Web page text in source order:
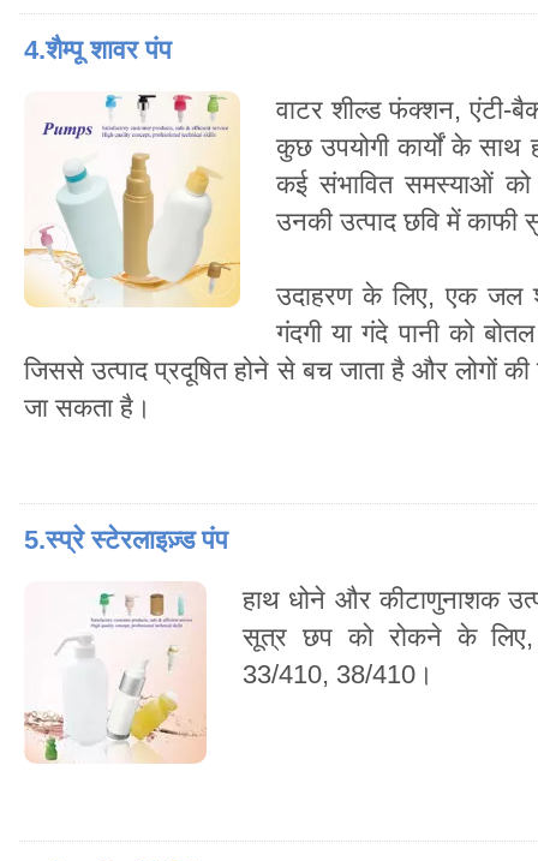
4.शैम्पू शावर पंप
वाटर शील्ड फंक्शन, एंटी-
कुछ उपयोगी कार्यों के साथ
कई संभावित समस्याओं
उनकी उत्पाद छवि में
उदाहरण के लिए, एक जल
गंदगी या गंदे पानी को
जिससे उत्पाद प्रदूषित होने से बच जाता है और लोगों
जा सकता है।
5.स्प्रे स्टेरलाइज़्ड पंप
हाथ धोने और कीटाणुनाशक
सूत्र छप को रोकने के
33/410, 38/410।